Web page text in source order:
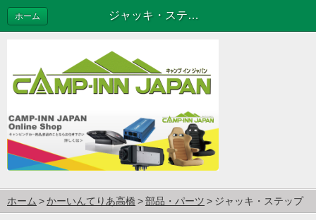
ジャッキ・ステップ
ホーム
ホーム かーいんてりあ高橋 部品・パーツ ジャッキ・ステップ